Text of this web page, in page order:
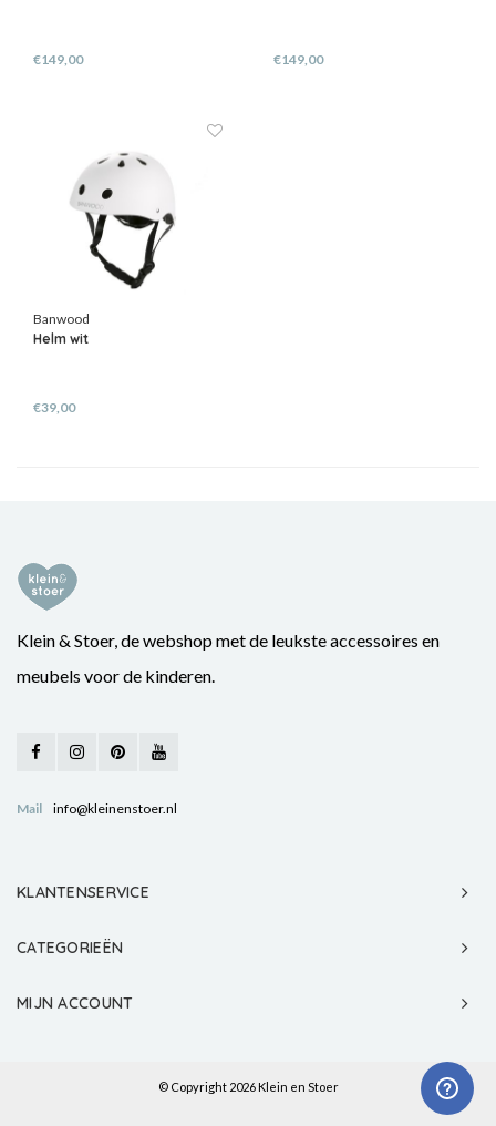
€149,00 €149,00
Banwood
Helm wit
€39,00
Klein & Stoer, de webshop met de leukste accessoires en
meubels voor de kinderen.
Mail info@kleinenstoer.nl
KLANTENSERVICE
CATEGORIEËN
MIJN ACCOUNT
© Copyright 2026 Klein en Stoer